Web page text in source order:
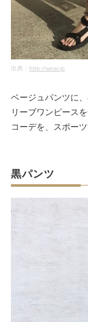
出典： http://wear.jp
ベージュパンツに
リーブワンピース
コーデを、スポー
黒パンツ